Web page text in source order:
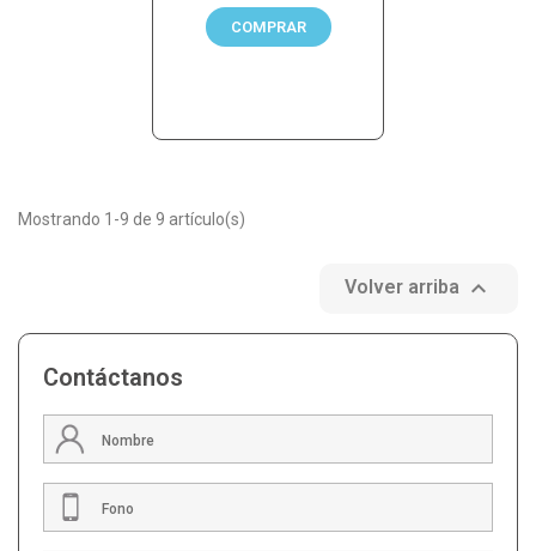
Contáctanos
COMPRAR
Mostrando 1-9 de 9 artículo(s)
Volver arriba 